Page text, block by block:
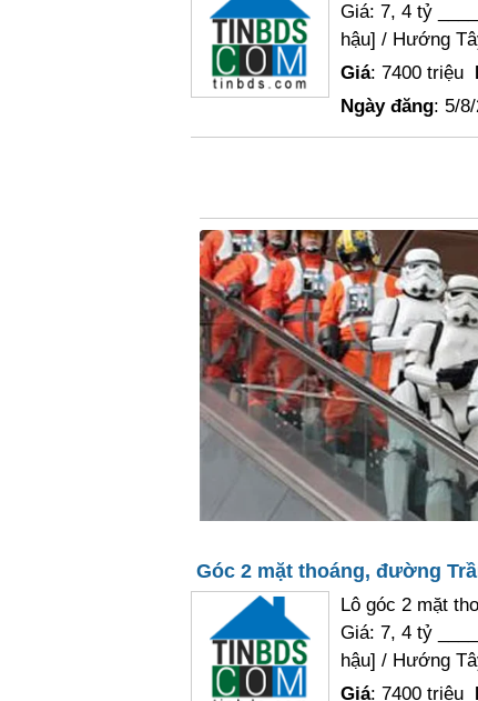
Giá: 7, 4 tỷ
hậu] / Hướng
Giá: 7400 triệu
Ngày đăng: 5/
Góc 2 mặt thoáng, đường
Lô góc 2 mặt
Giá: 7, 4 tỷ
hậu] / Hướng
Giá: 7400 triệu